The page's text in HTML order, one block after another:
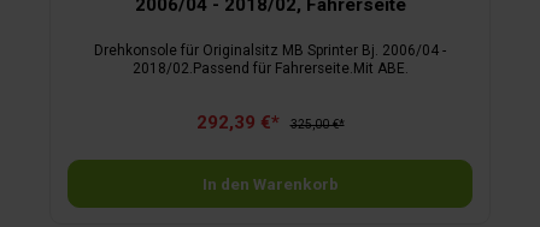
2006/04 - 2018/02, Fahrerseite
Drehkonsole für Originalsitz MB Sprinter Bj. 2006/04 -
2018/02.Passend für Fahrerseite.Mit ABE.
292,39 €* 325,00 €*
In den Warenkorb